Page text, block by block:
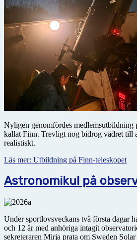
Nyligen genomfördes medlemsutbildning
kallat Finn. Trevligt nog bidrog vädret till
realistiskt.
Läs mer: Utbildning på Finn-teleskopet
Astronomikul på
Under sportlovsveckans två första dagar
och 12 år med anhöriga intagit
sekreteraren Mirja prata om Sweden